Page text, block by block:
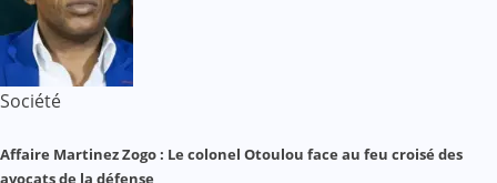
Société
Affaire Martinez Zogo : Le colonel Otoulou face au feu croisé des
avocats de la défense